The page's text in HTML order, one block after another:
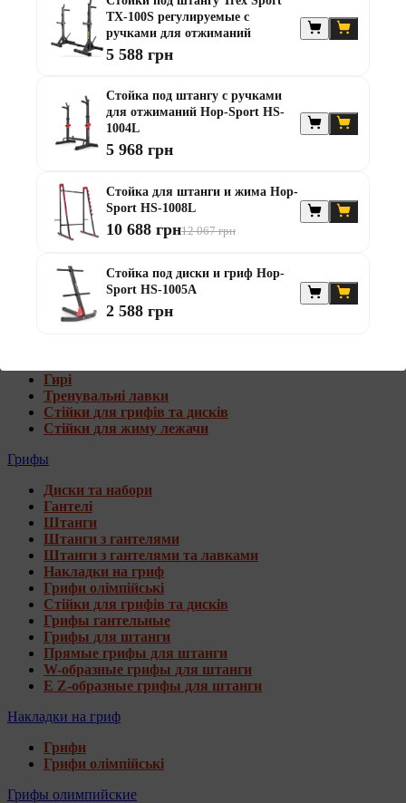
Штанги с w-образным грифом
Жилеты утяжелители
Штанги с гантелями
Диски та набори
Гантелі
Штанги
Штанги з гантелями та лавками
Грифи
Тренувальні лавки
Стійки для грифів та дисків
Стійки для жиму лежачи
Диски та набори
Гантелі
Штанги
Гирі
Тренувальні лавки
Стійки для грифів та дисків
Стійки для жиму лежачи
Грифы
Диски та набори
Гантелі
Штанги
Штанги з гантелями
Штанги з гантелями та лавками
Накладки на гриф
Грифи олімпійські
Стійки для грифів та дисків
Грифы гантельные
Грифы для штанги
Прямые грифы для штанги
W-образные грифы для штанги
E Z-образные грифы для штанги
Накладки на гриф
Грифи
Грифи олімпійські
Грифы олимпийские
TX-100S регулируемые с
ручками для отжиманий
5 588 грн
Стойка под штангу с ручками
для отжиманий Hop-Sport HS-
1004L
5 968 грн
Стойка для штанги и жима Hop-
Sport HS-1008L
10 688 грн12 067 грн
Стойка под диски и гриф Hop-
Sport HS-1005A
2 588 грн